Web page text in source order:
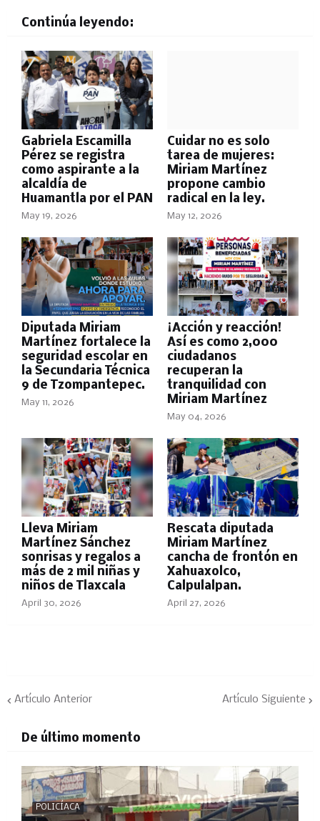
Continúa leyendo:
Gabriela Escamilla
Pérez se registra
como aspirante a la
alcaldía de
Huamantla por el PAN
May 19, 2026
Cuidar no es solo
tarea de mujeres:
Miriam Martínez
propone cambio
radical en la ley.
May 12, 2026
Diputada Miriam
Martínez fortalece la
seguridad escolar en
la Secundaria Técnica
9 de Tzompantepec.
May 11, 2026
​¡Acción y reacción!
Así es como 2,000
ciudadanos
recuperan la
tranquilidad con
Miriam Martínez
May 04, 2026
Lleva Miriam
Martínez Sánchez
sonrisas y regalos a
más de 2 mil niñas y
niños de Tlaxcala
April 30, 2026
Rescata diputada
Miriam Martínez
cancha de frontón en
Xahuaxolco,
Calpulalpan.
April 27, 2026
Artículo Anterior Artículo Siguiente
De último momento
POLICÍACA